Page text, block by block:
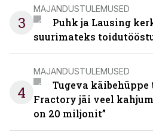
3
MAJANDUSTULEMUSED
Puhk ja Lausing
suurimateks
4
MAJANDUSTULEMUSED
Tugeva
Fractory jäi veel
on 20 miljonit”